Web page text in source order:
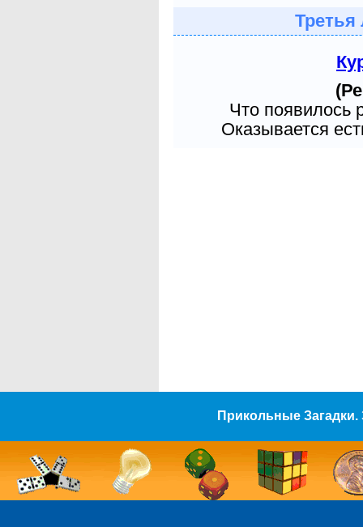
Третья
Что появилось
Оказывается
Прикольные